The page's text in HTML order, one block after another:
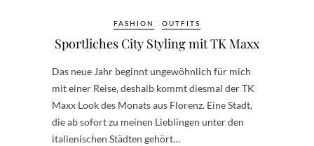
FASHION OUTFITS
Sportliches City Styling mit TK Maxx
Das neue Jahr beginnt ungewöhnlich für mich
mit einer Reise, deshalb kommt diesmal der TK
Maxx Look des Monats aus Florenz. Eine Stadt,
die ab sofort zu meinen Lieblingen unter den
italienischen Städten gehört…